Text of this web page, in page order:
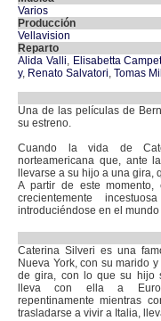
Varios
Producción
Vellavision
Reparto
Alida Valli, Elisabetta
y, Renato Salvatori, Tomas
Una de las películas de
su estreno.
Cuando la vida de
norteamericana que, ante
llevarse a su hijo a una
A partir de este
crecientemente
introduciéndose en el
Caterina Silveri es una
Nueva York, con su marido
de gira, con lo que su hijo
lleva con ella a
repentinamente mientras
trasladarse a vivir a Italia,